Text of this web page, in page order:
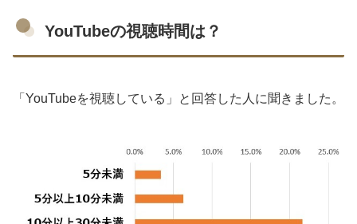
YouTubeの視聴時間は？
「YouTubeを視聴している」と回答した人に聞きました。